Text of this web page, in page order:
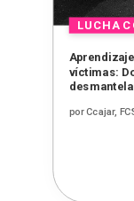
víctimas:
porCcajar,